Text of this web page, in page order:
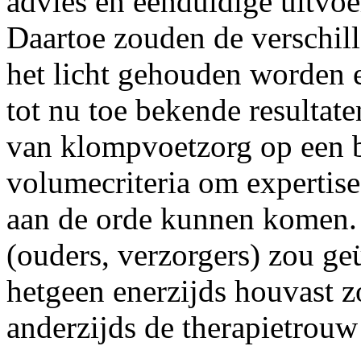
Daartoe zouden de
het licht gehouden worden
tot nu toe bekende
van klompvoetzorg op een
volumecriteria om
aan de orde kunnen
(ouders, verzorgers) zou
hetgeen enerzijds houvast
anderzijds de